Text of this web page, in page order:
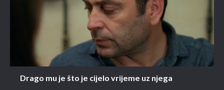
Drago mu je što je cijelo vrijeme uz njega